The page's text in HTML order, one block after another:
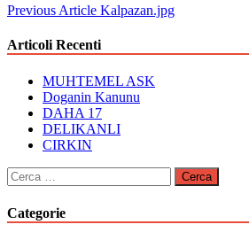
Navigazione
articoli
Previous Article Kalpazan.jpg
Articoli Recenti
MUHTEMEL ASK
Doganin Kanunu
DAHA 17
DELIKANLI
CIRKIN
Ricerca
per:
Categorie